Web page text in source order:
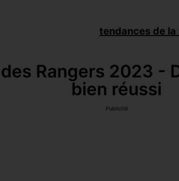
tendances de la
Rangers 2023 -
bien réussi
Publicité